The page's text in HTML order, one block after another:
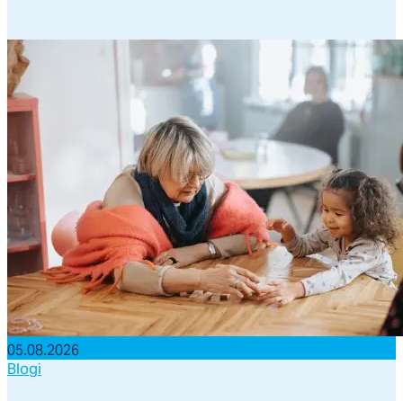
05.08.2026
Blogi